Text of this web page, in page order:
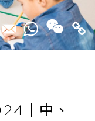
｜中、